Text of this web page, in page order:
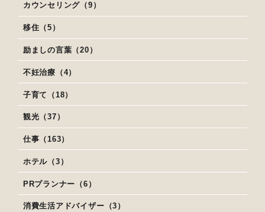
カウンセリング（9）
移住（5）
励ましの言葉（20）
不妊治療（4）
子育て（18）
観光（37）
仕事（163）
ホテル（3）
PRプランナー（6）
消費生活アドバイザー（3）